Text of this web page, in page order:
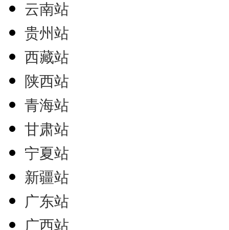
云南站
贵州站
西藏站
陕西站
青海站
甘肃站
宁夏站
新疆站
广东站
广西站